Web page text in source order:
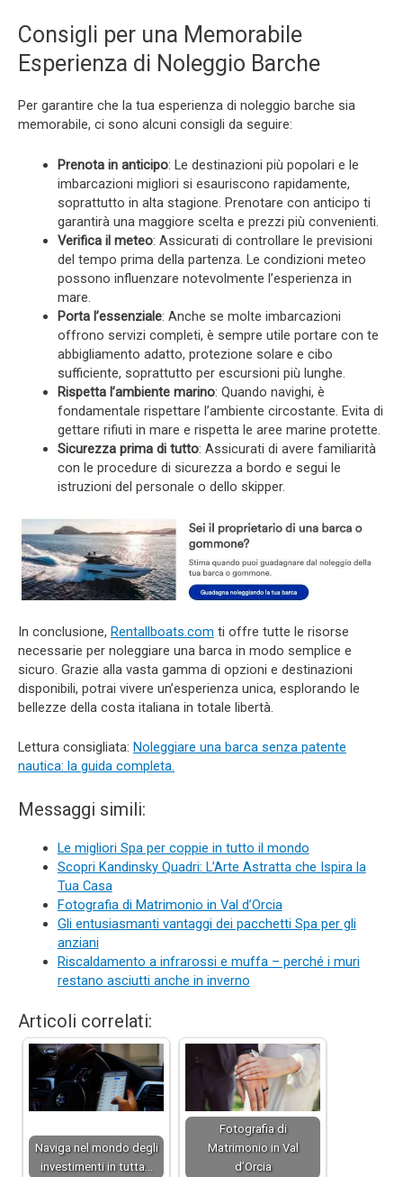
Consigli per una Memorabile
Esperienza di Noleggio Barche
Per garantire che la tua esperienza di noleggio barche sia
memorabile, ci sono alcuni consigli da seguire:
Prenota in anticipo: Le destinazioni più popolari e le
imbarcazioni migliori si esauriscono rapidamente,
soprattutto in alta stagione. Prenotare con anticipo ti
garantirà una maggiore scelta e prezzi più convenienti.
Verifica il meteo: Assicurati di controllare le previsioni
del tempo prima della partenza. Le condizioni meteo
possono influenzare notevolmente l’esperienza in
mare.
Porta l’essenziale: Anche se molte imbarcazioni
offrono servizi completi, è sempre utile portare con te
abbigliamento adatto, protezione solare e cibo
sufficiente, soprattutto per escursioni più lunghe.
Rispetta l’ambiente marino: Quando navighi, è
fondamentale rispettare l’ambiente circostante. Evita di
gettare rifiuti in mare e rispetta le aree marine protette.
Sicurezza prima di tutto: Assicurati di avere familiarità
con le procedure di sicurezza a bordo e segui le
istruzioni del personale o dello skipper.
In conclusione, Rentallboats.com ti offre tutte le risorse
necessarie per noleggiare una barca in modo semplice e
sicuro. Grazie alla vasta gamma di opzioni e destinazioni
disponibili, potrai vivere un’esperienza unica, esplorando le
bellezze della costa italiana in totale libertà.
Lettura consigliata: Noleggiare una barca senza patente
nautica: la guida completa.
Messaggi simili:
Le migliori Spa per coppie in tutto il mondo
Scopri Kandinsky Quadri: L’Arte Astratta che Ispira la
Tua Casa
Fotografia di Matrimonio in Val d’Orcia
Gli entusiasmanti vantaggi dei pacchetti Spa per gli
anziani
Riscaldamento a infrarossi e muffa – perché i muri
restano asciutti anche in inverno
Articoli correlati:
Naviga nel mondo degli
investimenti in tutta…
Fotografia di
Matrimonio in Val
d’Orcia